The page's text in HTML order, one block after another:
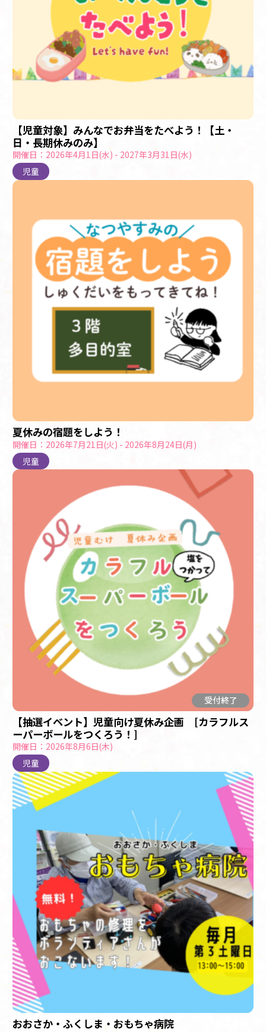
【児童対象】みんなでお弁当をたべよう！【土・
日・長期休みのみ】
開催日：2026年4月1日(水) - 2027年3月31日(水)
児童
夏休みの宿題をしよう！
開催日：2026年7月21日(火) - 2026年8月24日(月)
児童
受付終了
【抽選イベント】児童向け夏休み企画 [カラフルス
ーパーボールをつくろう！]
開催日：2026年8月6日(木)
児童
おおさか・ふくしま・おもちゃ病院